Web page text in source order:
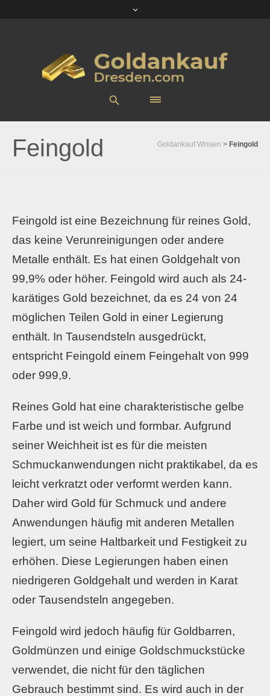
Feingold Goldankauf Wissen > Feingold
Feingold ist eine Bezeichnung für reines Gold,
das keine Verunreinigungen oder andere
Metalle enthält. Es hat einen Goldgehalt von
99,9% oder höher. Feingold wird auch als 24-
karätiges Gold bezeichnet, da es 24 von 24
möglichen Teilen Gold in einer Legierung
enthält. In Tausendsteln ausgedrückt,
entspricht Feingold einem Feingehalt von 999
oder 999,9.
Reines Gold hat eine charakteristische gelbe
Farbe und ist weich und formbar. Aufgrund
seiner Weichheit ist es für die meisten
Schmuckanwendungen nicht praktikabel, da es
leicht verkratzt oder verformt werden kann.
Daher wird Gold für Schmuck und andere
Anwendungen häufig mit anderen Metallen
legiert, um seine Haltbarkeit und Festigkeit zu
erhöhen. Diese Legierungen haben einen
niedrigeren Goldgehalt und werden in Karat
oder Tausendsteln angegeben.
Feingold wird jedoch häufig für Goldbarren,
Goldmünzen und einige Goldschmuckstücke
verwendet, die nicht für den täglichen
Gebrauch bestimmt sind. Es wird auch in der